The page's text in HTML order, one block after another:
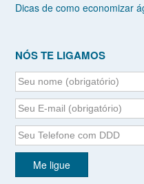
Dicas de como economizar
NÓS TE LIGAMOS